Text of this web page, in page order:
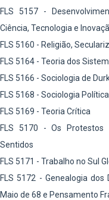
FLS 5157 -
Ciência, Tecnologia e
FLS 5160 - Religião,
FLS 5164 - Teoria dos
FLS 5166 - Sociologia de
FLS 5168 - Sociologia Política
FLS 5169 - Teoria Crítica
FLS 5170 - Os Protestos
Sentidos
FLS 5171 - Trabalho no Sul
FLS 5172 - Genealogia
Maio de 68 e Pensamento